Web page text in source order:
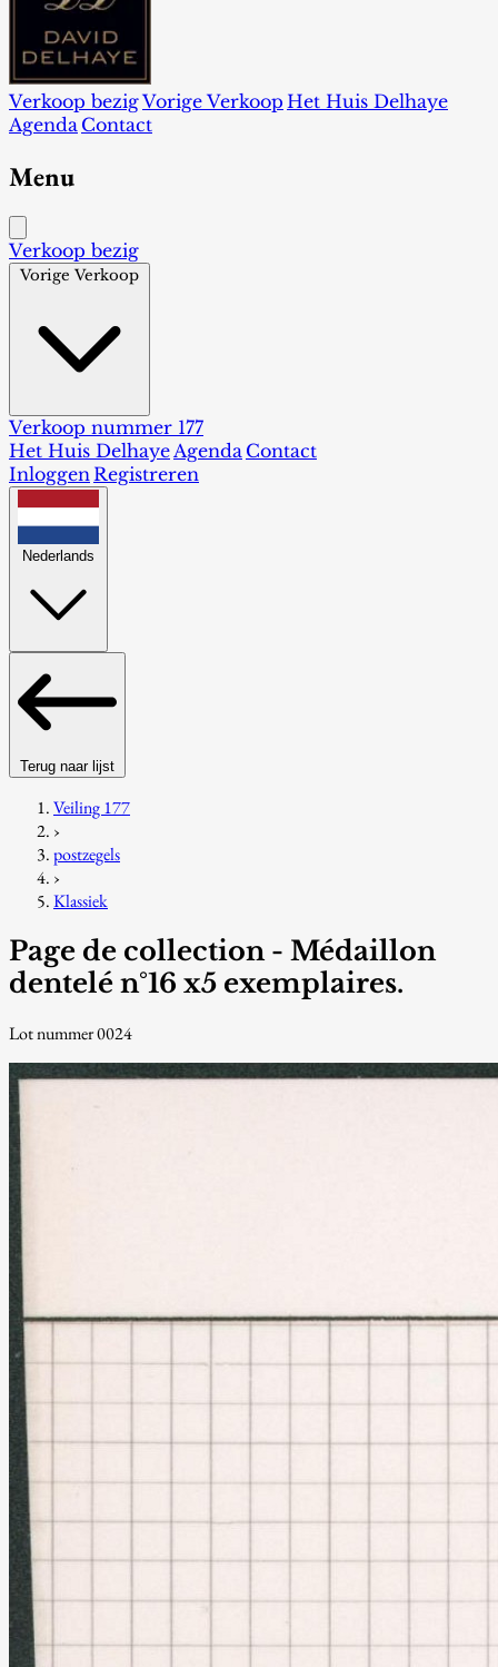
Verkoop bezigVorige Verkoop Het Huis Delhaye
Agenda Contact
Menu
Verkoop bezig
Vorige Verkoop
Verkoop nummer 177
Het Huis DelhayeAgenda Contact
InloggenRegistreren
Nederlands
Terug naar lijst
Veiling 177
›
postzegels
›
Klassiek
Page de collection - Médaillon
dentelé n°16 x5 exemplaires.
Lot nummer 0024